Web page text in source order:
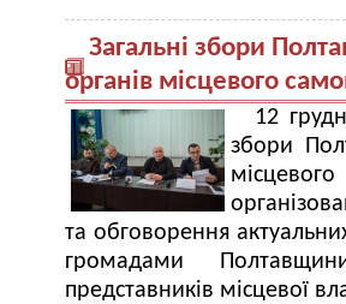
Загальні збори
органів місцевого
12
збори
та обговорення
громадами
представників місцевої